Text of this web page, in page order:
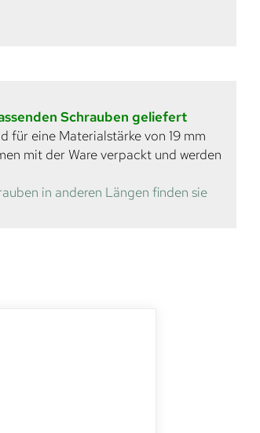
Schrauben geliefert
für eine Materialstärke von 19 mm
mit der Ware verpackt und werden
in anderen Längen finden sie